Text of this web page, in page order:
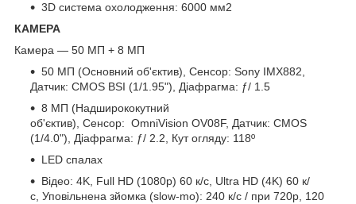
3D система охолодження: 6000 мм2
КАМЕРА
Камера — 50 МП + 8 МП
50 МП (Основний об'єктив), Сенсор: Sony IMX882,
Датчик: CMOS BSI (1/1.95"), Діафрагма: ƒ/ 1.5
8 МП (Надширококутний
об'єктив), Сенсор: OmniVision OV08F, Датчик: CMOS
(1/4.0"), Діафрагма: ƒ/ 2.2, Кут огляду: 118º
LED спалах
Відео: 4K, Full HD (1080p) 60 к/с, Ultra HD (4K) 60 к/
с, Уповільнена зйомка (slow-mo): 240 к/с / при 720p, 120